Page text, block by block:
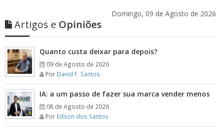
Domingo, 09 de Agosto de 2026
Artigos e Opiniões
Quanto custa deixar para depois?
09 de Agosto de 2026
Por David F. Santos
IA: a um passo de fazer sua marca vender menos
08 de Agosto de 2026
Por Edson dos Santos